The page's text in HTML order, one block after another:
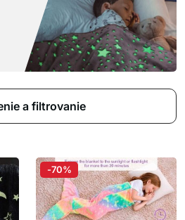
a filtrovanie
-70%